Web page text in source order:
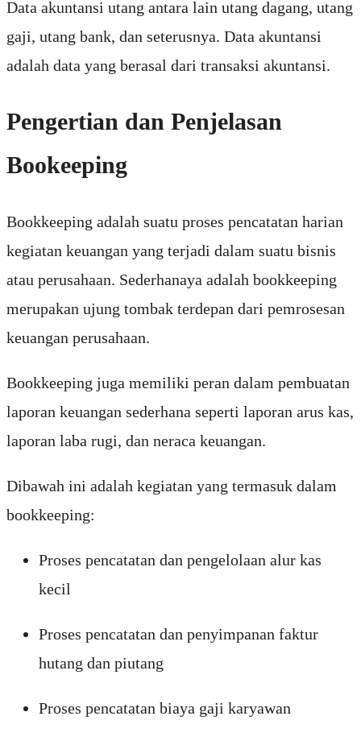
Data akuntansi utang antara lain utang dagang, utang
gaji, utang bank, dan seterusnya. Data akuntansi
adalah data yang berasal dari transaksi akuntansi.
Pengertian dan Penjelasan
Bookeeping
Bookkeeping adalah suatu proses pencatatan harian
kegiatan keuangan yang terjadi dalam suatu bisnis
atau perusahaan. Sederhanaya adalah bookkeeping
merupakan ujung tombak terdepan dari pemrosesan
keuangan perusahaan.
Bookkeeping juga memiliki peran dalam pembuatan
laporan keuangan sederhana seperti laporan arus kas,
laporan laba rugi, dan neraca keuangan.
Dibawah ini adalah kegiatan yang termasuk dalam
bookkeeping:
Proses pencatatan dan pengelolaan alur kas
kecil
Proses pencatatan dan penyimpanan faktur
hutang dan piutang
Proses pencatatan biaya gaji karyawan